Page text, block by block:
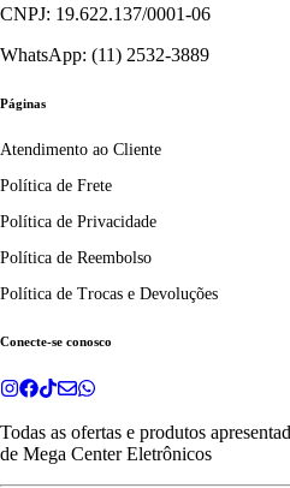
CNPJ: 19.622.137/0001-06
WhatsApp: (11) 2532-3889
Páginas
Atendimento ao Cliente
Política de Frete
Política de Privacidade
Política de Reembolso
Política de Trocas e Devoluções
Conecte-se conosco
Todas as ofertas e produtos
de Mega Center Eletrônicos